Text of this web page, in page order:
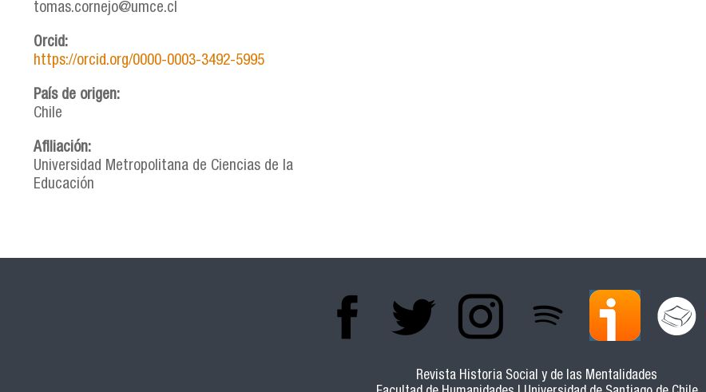
tomas.cornejo@umce.cl
Orcid:
https://orcid.org/0000-0003-3492-5995
País de origen:
Chile
Afiliación:
Universidad Metropolitana de Ciencias de la
Educación
Revista Historia Social y de las Mentalidades